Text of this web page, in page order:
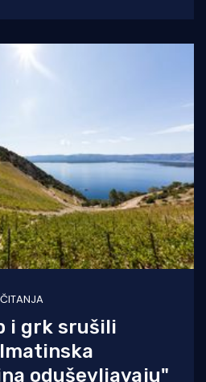
i grk srušili
oduševljavaju"